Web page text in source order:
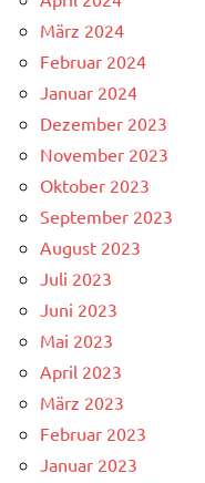
März 2024
Februar 2024
Januar 2024
Dezember 2023
November 2023
Oktober 2023
September 2023
August 2023
Juli 2023
Juni 2023
Mai 2023
April 2023
März 2023
Februar 2023
Januar 2023